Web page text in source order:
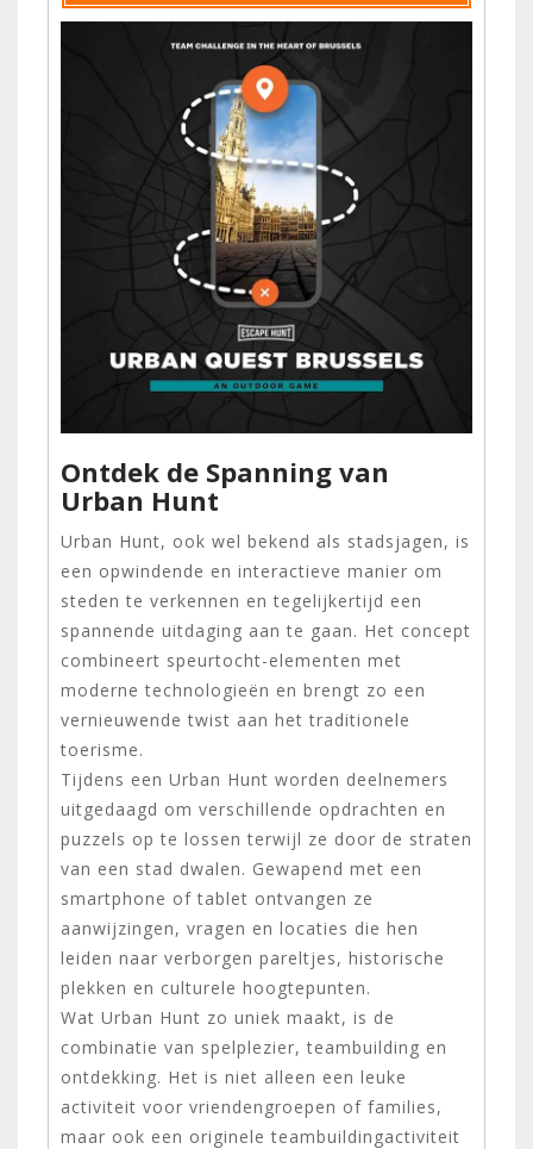
Ontdek de Spanning van
Urban Hunt
Urban Hunt, ook wel bekend als stadsjagen, is
een opwindende en interactieve manier om
steden te verkennen en tegelijkertijd een
spannende uitdaging aan te gaan. Het concept
combineert speurtocht-elementen met
moderne technologieën en brengt zo een
vernieuwende twist aan het traditionele
toerisme.
Tijdens een Urban Hunt worden deelnemers
uitgedaagd om verschillende opdrachten en
puzzels op te lossen terwijl ze door de straten
van een stad dwalen. Gewapend met een
smartphone of tablet ontvangen ze
aanwijzingen, vragen en locaties die hen
leiden naar verborgen pareltjes, historische
plekken en culturele hoogtepunten.
Wat Urban Hunt zo uniek maakt, is de
combinatie van spelplezier, teambuilding en
ontdekking. Het is niet alleen een leuke
activiteit voor vriendengroepen of families,
maar ook een originele teambuildingactiviteit